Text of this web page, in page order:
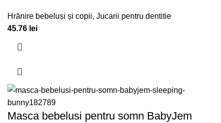
Hrănire bebeluși și copii, Jucarii pentru dentitie
45.76 lei
Masca bebelusi pentru somn BabyJem